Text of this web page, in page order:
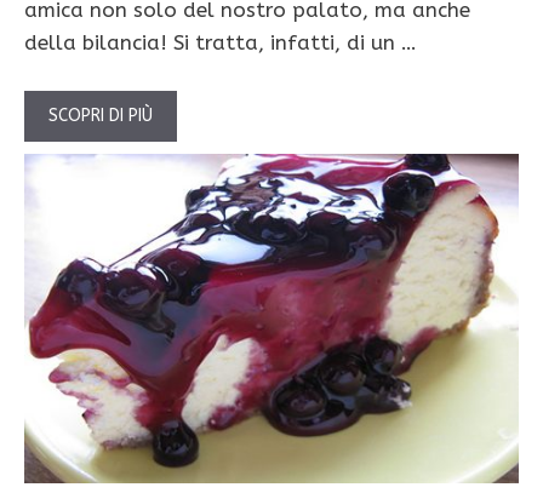
amica non solo del nostro palato, ma anche
della bilancia! Si tratta, infatti, di un …
SCOPRI DI PIÙ